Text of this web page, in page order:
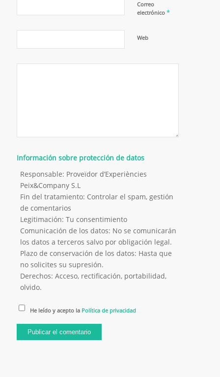
Correo
electrónico *
Web
Información sobre protección de datos
Responsable: Proveïdor d’Experiències
Peix&Company S.L
Fin del tratamiento: Controlar el spam, gestión
de comentarios
Legitimación: Tu consentimiento
Comunicación de los datos: No se comunicarán
los datos a terceros salvo por obligación legal.
Plazo de conservación de los datos: Hasta que
no solicites su supresión.
Derechos: Acceso, rectificación, portabilidad,
olvido.
He leído y acepto la Política de privacidad